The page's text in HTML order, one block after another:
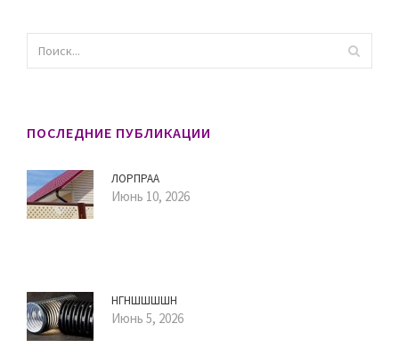
ПОСЛЕДНИЕ ПУБЛИКАЦИИ
ЛОРПРАА
Июнь 10, 2026
НГНШШШШН
Июнь 5, 2026